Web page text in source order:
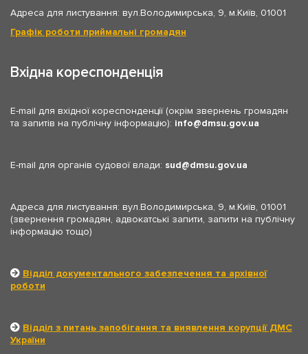
Адреса для листування: вул.Володимирська, 9, м.Київ, 01001
Графік роботи приймальні громадян
Вхідна кореспонденція
E-mail для вхідної кореспонденції (окрім звернень громадян
та запитів на публічну інформацію): info dmsu.gov.ua
E-mail для органів судової влади: sud dmsu.gov.ua
Адреса для листування: вул.Володимирська, 9, м.Київ, 01001
(звернення громадян, адвокатські запити, запити на публічну
інформацію тощо)
Відділ документального забезпечення та архівної
роботи
Відділ з питань запобігання та виявлення корупції ДМС
України